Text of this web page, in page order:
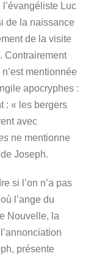
Luc
de la naissance
de la visite
Contrairement
mentionnée
apocryphes :
: « les bergers
avec
ne mentionne
Joseph.
si l’on n’a pas
l’ange du
Nouvelle, la
présente